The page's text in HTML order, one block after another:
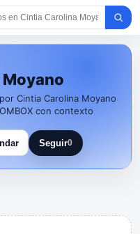
Cintia Carolina Moyano
con contexto
Seguir0
Seguir a Cintia